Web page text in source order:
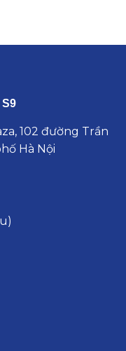
S9
102 đường Trần
Hà Nội